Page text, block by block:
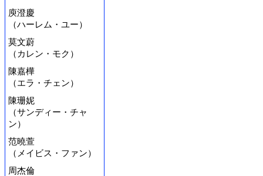
庾澄慶
（ハーレム・ユー）
莫文蔚
（カレン・モク）
陳嘉樺
（エラ・チェン）
陳珊妮
（サンディー・チャ
ン）
范曉萱
（メイビス・ファン）
周杰倫